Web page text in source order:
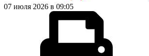
07 июля 2026 в 09:05